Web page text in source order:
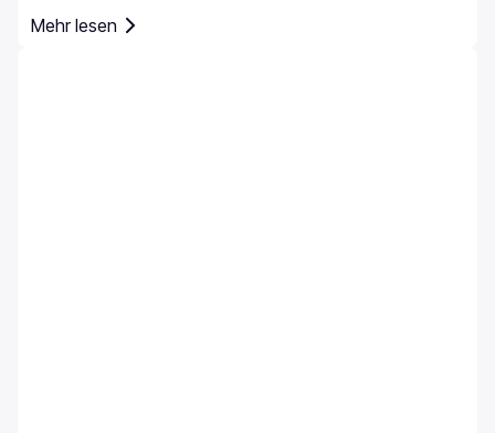
insbesondere in Stadtzentren, an Häfen, in
Fußgängerzonen und in bewirtschafteten
Mehr lesen